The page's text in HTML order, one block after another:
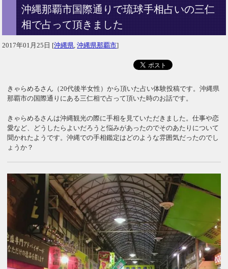
沖縄那覇市国際通りで琉球手相占いの三仁
相で占って頂きました
2017年01月25日 [沖縄県 ,沖縄県那覇市]
きゃらめるさん（20代後半女性）から頂いた占い体験投稿です。沖縄県
那覇市の国際通りにある三仁相で占って頂いた時のお話です。
きゃらめるさんは沖縄観光の際に手相を見ていただきました。仕事や恋
愛など、どうしたらよいだろうと悩みがあったのでそのあたりについて
聞かれたようです。沖縄での手相鑑定はどのような雰囲気だったのでし
ょうか？